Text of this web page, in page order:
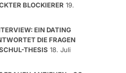
BLOCKIERER 19.
EIN DATING
DIE FRAGEN
THESIS 18. Juli